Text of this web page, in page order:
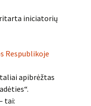
iniciatorių
Respublikoje
apibrėžtas
tai: